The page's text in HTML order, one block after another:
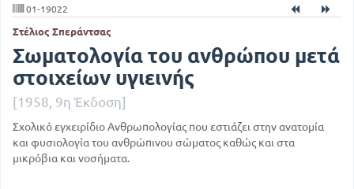
01-19022
Στέλιος Σπεράντσας
Σωματολογία του ανθρώπου μετά
στοιχείων υγιεινής
[1958, 9η Έκδοση]
Σχολικό εγχειρίδιο Ανθρωπολογίας που εστιάζει στην ανατομία
και φυσιολογία του ανθρώπινου σώματος καθώς και στα
μικρόβια και νοσήματα.